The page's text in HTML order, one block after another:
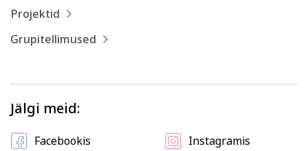
Projektid
Grupitellimused
Jälgi meid:
Facebookis Instagramis